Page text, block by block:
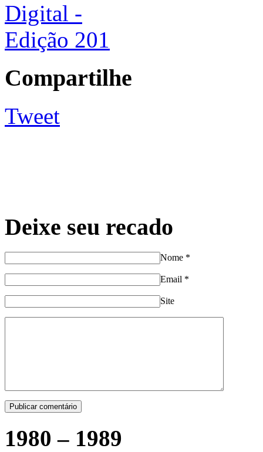
Compartilhe
Tweet
Deixe seu recado
Nome *
Email *
Site
1980 – 1989